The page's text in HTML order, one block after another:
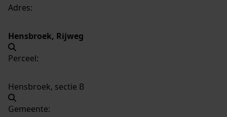
Adres:
Hensbroek, Rijweg
Perceel:
Hensbroek, sectie B
Gemeente: